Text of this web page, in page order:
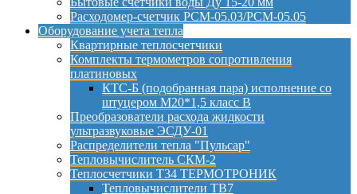
Расходомер-счетчик РСМ-05.03/РСМ-05.05
Оборудование учета тепла
Квартирные теплосчетчики
Комплекты термометров сопротивления
платиновых
КТС-Б (подобранная пара) исполнение со
штуцером М20*1,5 класс B
Преобразователи расхода жидкости
ультразвуковые ЭСДУ-01
Распределители тепла "Пульсар"
Тепловычислитель СКМ-2
Теплосчетчики Т34 ТЕРМОТРОНИК
Тепловычислители ТВ7